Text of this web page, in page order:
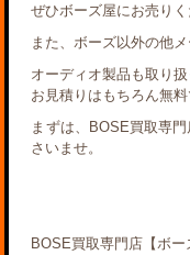
ぜひボーズ屋にお売りく
また、ボーズ以外の他
オーディオ製品も取り扱
お見積りはもちろん無料
まずは、BOSE買取専
さいませ。
BOSE買取専門店【ボー